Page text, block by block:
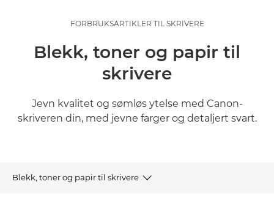
FORBRUKSARTIKLER TIL SKRIVERE
Blekk, toner og papir til
skrivere
Jevn kvalitet og sømløs ytelse med Canon-
skriveren din, med jevne farger og detaljert svart.
Blekk, toner og papir til skrivere